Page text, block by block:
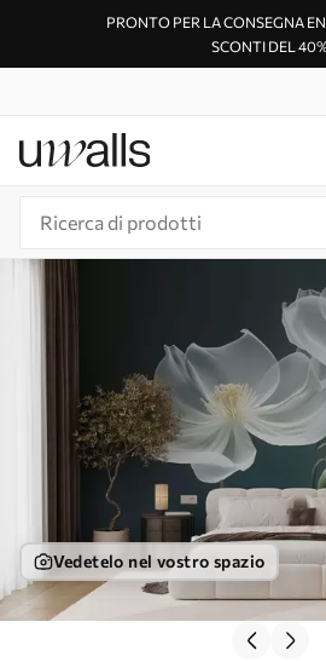
PRONTO PER LA CONSEGNA
SCONTI DEL
Vedetelo nel vostro spazio